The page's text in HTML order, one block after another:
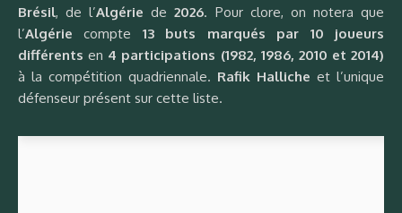
Brésil, de l’Algérie de2026. Pour clore, on notera que
l’Algérie compte 13 buts marqués par 10 joueurs
différents en 4 participations (1982, 1986, 2010 et 2014)
à la compétition quadriennale. Rafik Halliche et l’unique
défenseur présent sur cette liste.